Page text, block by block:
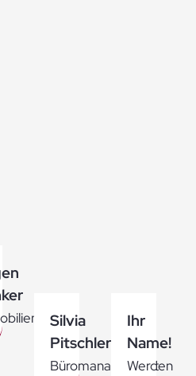
Silvia
Pitschler
Büromanagement
Ihr
Name!
Werden